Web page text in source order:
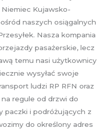
Kujawsko-
naszych osiągalnych
Nasza kompania
pasażerskie, lecz
temu nasi użytkownicy
wysyłać swoje
ludzi RP RFN oraz
regule od drzwi do
paczki i podróżujących z
do określony adres